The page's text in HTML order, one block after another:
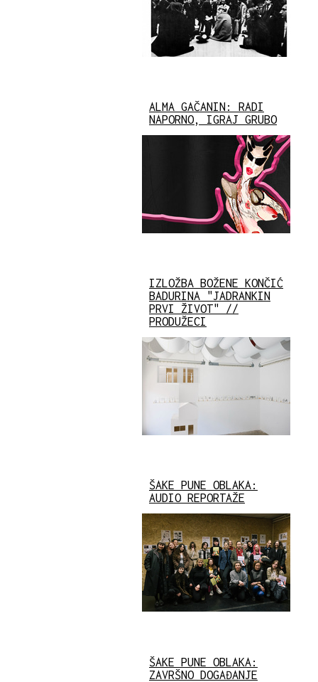
ALMA GAČANIN: RADI
NAPORNO, IGRAJ GRUBO
IZLOŽBA BOŽENE KONČIĆ
BADURINA "JADRANKIN
PRVI ŽIVOT" //
PRODUŽECI
ŠAKE PUNE OBLAKA:
AUDIO REPORTAŽE
ŠAKE PUNE OBLAKA:
ZAVRŠNO DOGAĐANJE